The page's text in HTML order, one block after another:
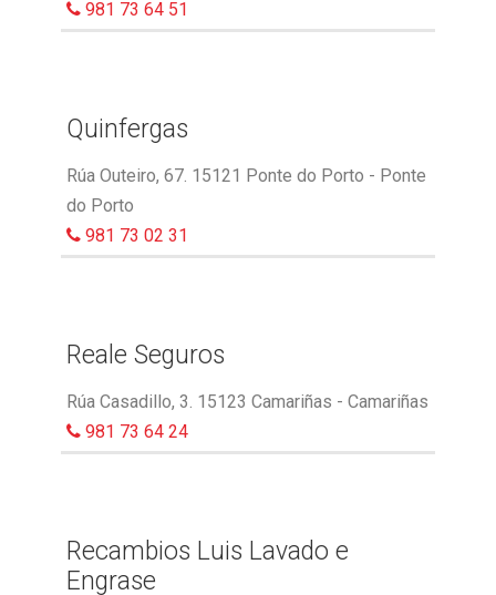
981 73 64 51
Quinfergas
Rúa Outeiro, 67. 15121 Ponte do Porto - Ponte
do Porto
981 73 02 31
Reale Seguros
Rúa Casadillo, 3. 15123 Camariñas - Camariñas
981 73 64 24
Recambios Luis Lavado e
Engrase